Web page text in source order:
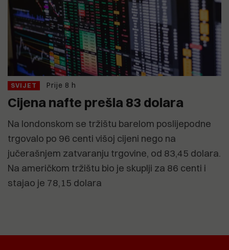
SVIJET Prije 8 h
Cijena nafte prešla 83 dolara
Na londonskom se tržištu barelom poslijepodne
trgovalo po 96 centi višoj cijeni nego na
jučerašnjem zatvaranju trgovine, od 83,45 dolara.
Na američkom tržištu bio je skuplji za 86 centi i
stajao je 78,15 dolara